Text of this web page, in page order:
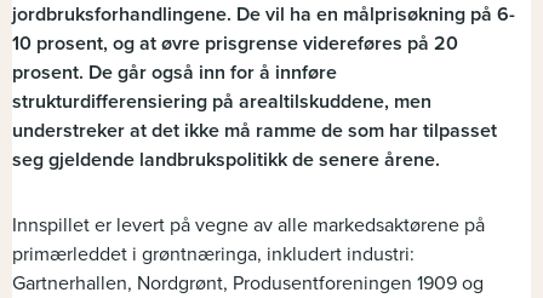
jordbruksforhandlingene. De vil ha en målprisøkning på 6-
10 prosent, og at øvre prisgrense videreføres på 20
prosent. De går også inn for å innføre
strukturdifferensiering på arealtilskuddene, men
understreker at det ikke må ramme de som har tilpasset
seg gjeldende landbrukspolitikk de senere årene.
Innspillet er levert på vegne av alle markedsaktørene på
primærleddet i grøntnæringa, inkludert industri:
Gartnerhallen, Nordgrønt, Produsentforeningen 1909 og